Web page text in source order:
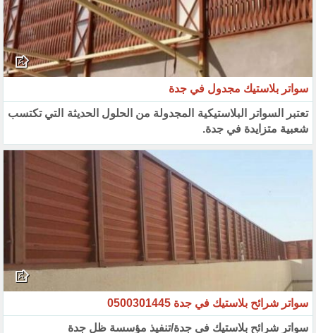
سواتر بلاستيك مجدول في جدة
تعتبر السواتر البلاستيكية المجدولة من الحلول الحديثة التي تكتسب
شعبية متزايدة في جدة.
سواتر شرائح بلاستيك في جدة 0500301445
سواتر شرائح بلاستيك في جدة/تنفيذ مؤسسة ظل جدة